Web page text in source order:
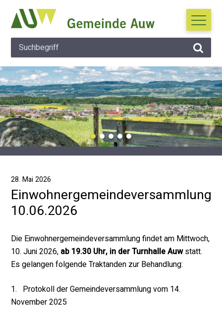
Navigieren in Auw
Schnellnavigation
Suche
Suchbegriff
Suche
Einwohnergemeindeversammlung
10.06.2026
28. Mai 2026
Die Einwohnergemeindeversammlung findet am Mittwoch,
10. Juni 2026, ab 19.30 Uhr, in der Turnhalle Auwstatt.
Es gelangen folgende Traktanden zur Behandlung:
1. Protokoll der Gemeindeversammlung vom 14.
November 2025